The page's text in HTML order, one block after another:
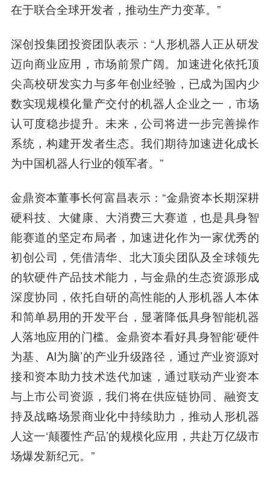
在于联合全球开发者，推动生产力变革。”
深创投集团投资团队表示：“人形机器人正从研发
迈向商业应用，市场前景广阔。加速进化依托顶
尖高校研发实力与多年创业经验，已成为国内少
数实现规模化量产交付的机器人企业之一，市场
认可度稳步提升。未来，公司将进一步完善操作
系统，构建开发者生态。我们期待加速进化成长
为中国机器人行业的领军者。”
金鼎资本董事长何富昌表示：“金鼎资本长期深耕
硬科技、大健康、大消费三大赛道，也是具身智
能赛道的坚定布局者，加速进化作为一家优秀的
初创公司，凭借清华、北大顶尖团队及全球领先
的软硬件产品技术能力，与金鼎的生态资源形成
深度协同，依托自研的高性能的人形机器人本体
和简单易用的开发平台，显著降低具身智能机器
人落地应用的门槛。金鼎资本看好具身智能‘硬件
为基、AI为脑’的产业升级路径，通过产业资源对
接和资本助力技术迭代加速，通过联动产业资本
与上市公司资源，我们将在供应链协同、融资支
持及战略场景商业化中持续助力，推动人形机器
人这一‘颠覆性产品’的规模化应用，共赴万亿级市
场爆发新纪元。”